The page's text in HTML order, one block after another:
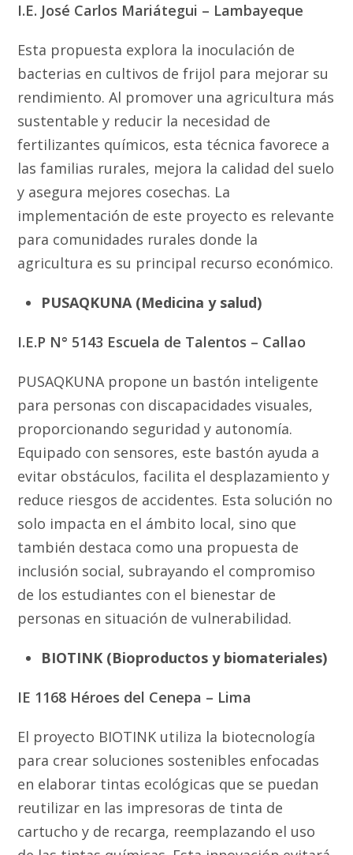
I.E. José Carlos Mariátegui – Lambayeque
Esta propuesta explora la inoculación de
bacterias en cultivos de frijol para mejorar su
rendimiento. Al promover una agricultura más
sustentable y reducir la necesidad de
fertilizantes químicos, esta técnica favorece a
las familias rurales, mejora la calidad del suelo
y asegura mejores cosechas. La
implementación de este proyecto es relevante
para comunidades rurales donde la
agricultura es su principal recurso económico.
PUSAQKUNA (Medicina y salud)
I.E.P N° 5143 Escuela de Talentos – Callao
PUSAQKUNA propone un bastón inteligente
para personas con discapacidades visuales,
proporcionando seguridad y autonomía.
Equipado con sensores, este bastón ayuda a
evitar obstáculos, facilita el desplazamiento y
reduce riesgos de accidentes. Esta solución no
solo impacta en el ámbito local, sino que
también destaca como una propuesta de
inclusión social, subrayando el compromiso
de los estudiantes con el bienestar de
personas en situación de vulnerabilidad.
BIOTINK (Bioproductos y biomateriales)
IE 1168 Héroes del Cenepa – Lima
El proyecto BIOTINK utiliza la biotecnología
para crear soluciones sostenibles enfocadas
en elaborar tintas ecológicas que se puedan
reutilizar en las impresoras de tinta de
cartucho y de recarga, reemplazando el uso